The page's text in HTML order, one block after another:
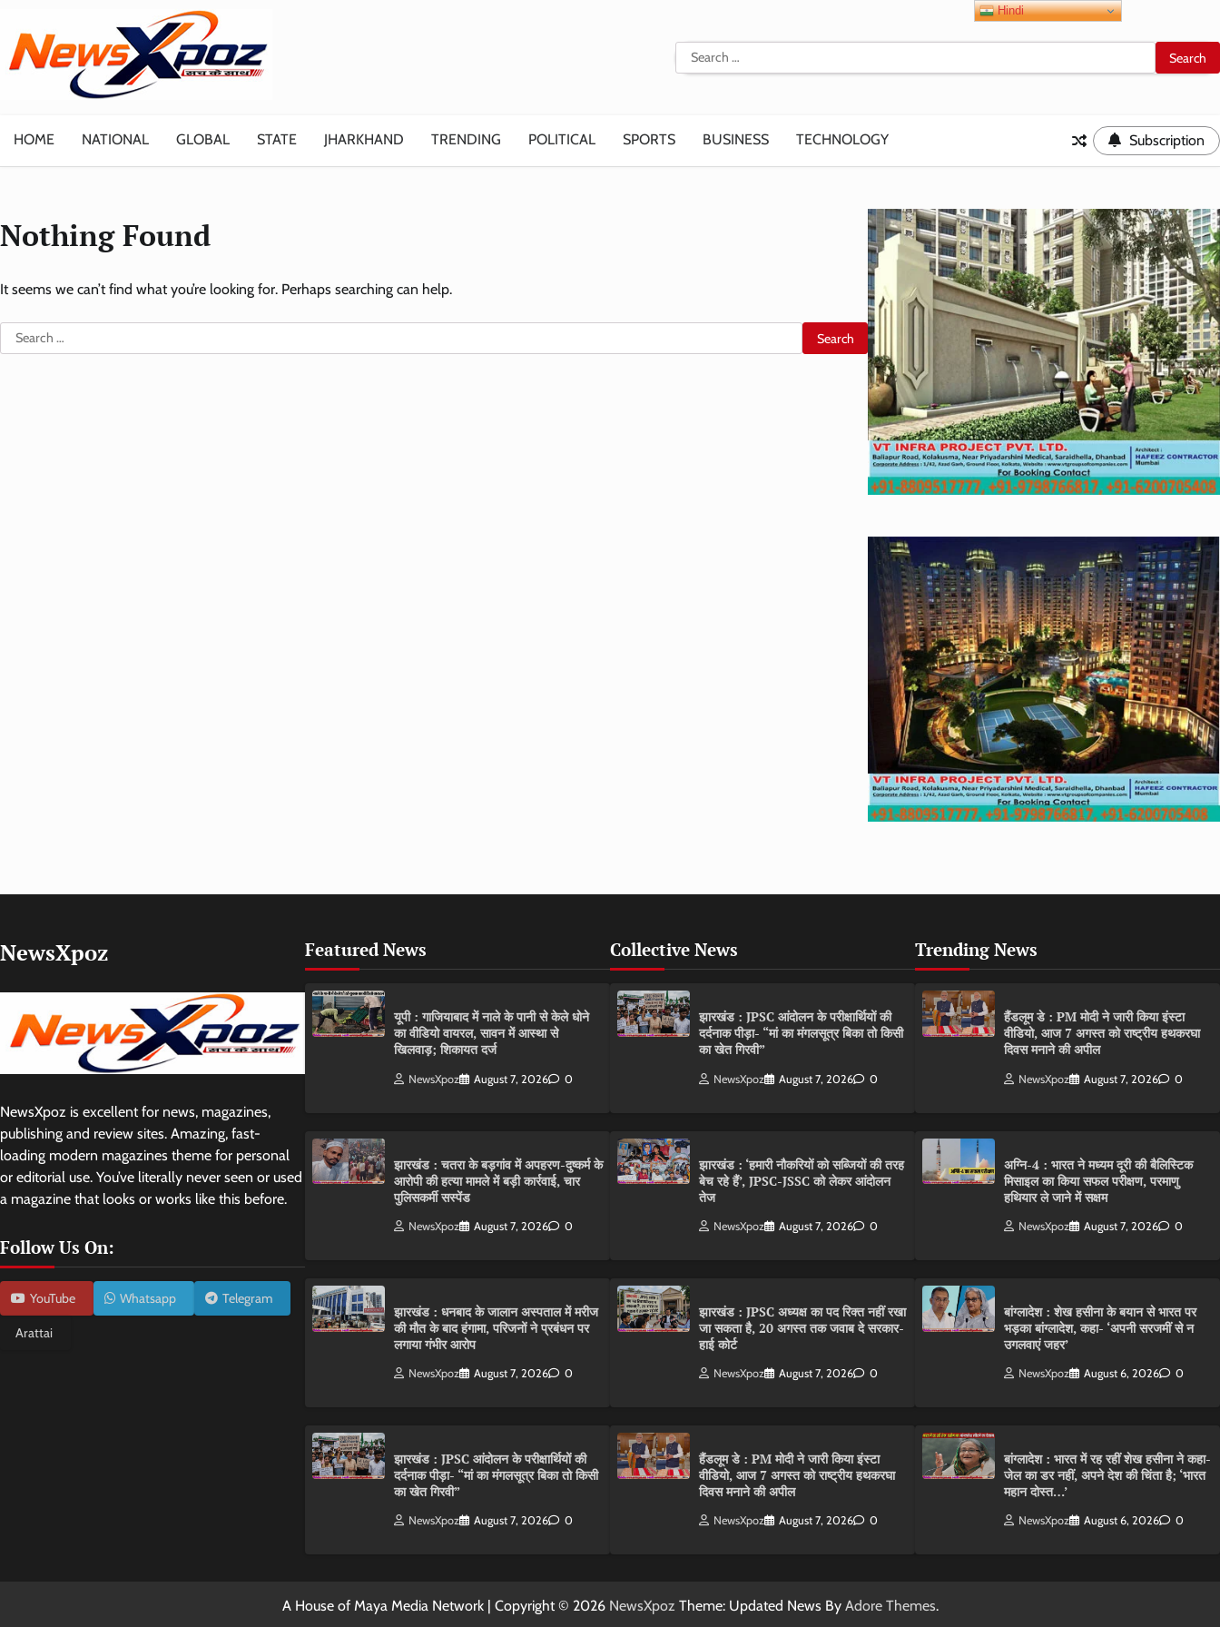
content
Search
for:
HOME NATIONAL GLOBAL STATE JHARKHAND TRENDING POLITICAL SPORTS BUSINESS TECHNOLOGY Subscription
Nothing Found
It seems we can’t find what you’re looking for. Perhaps searching can help.
Search
for:
NewsXpoz
NewsXpoz is excellent for news, magazines,
publishing and review sites. Amazing, fast-
loading modern magazines theme for personal
or editorial use. You’ve literally never seen or used
a magazine that looks or works like this before.
Follow Us On:
YouTube Whatsapp Telegram
Arattai
Featured News
यूपी : गाजियाबाद में नाले के पानी से केले धोने
का वीडियो वायरल, सावन में आस्था से
खिलवाड़; शिकायत दर्ज
NewsXpoz August 7, 2026 0
झारखंड : चतरा के बड़गांव में अपहरण-दुष्कर्म के
आरोपी की हत्या मामले में बड़ी कार्रवाई, चार
पुलिसकर्मी सस्पेंड
NewsXpoz August 7, 2026 0
झारखंड : धनबाद के जालान अस्पताल में मरीज
की मौत के बाद हंगामा, परिजनों ने प्रबंधन पर
लगाया गंभीर आरोप
NewsXpoz August 7, 2026 0
झारखंड : JPSC आंदोलन के परीक्षार्थियों की
दर्दनाक पीड़ा- “मां का मंगलसूत्र बिका तो किसी
का खेत गिरवी”
NewsXpoz August 7, 2026 0
Collective News
झारखंड : JPSC आंदोलन के परीक्षार्थियों की
दर्दनाक पीड़ा- “मां का मंगलसूत्र बिका तो किसी
का खेत गिरवी”
NewsXpoz August 7, 2026 0
झारखंड : ‘हमारी नौकरियों को सब्जियों की तरह
बेच रहे हैं’, JPSC-JSSC को लेकर आंदोलन
तेज
NewsXpoz August 7, 2026 0
झारखंड : JPSC अध्यक्ष का पद रिक्त नहीं रखा
जा सकता है, 20 अगस्त तक जवाब दे सरकार-
हाई कोर्ट
NewsXpoz August 7, 2026 0
हैंडलूम डे : PM मोदी ने जारी किया इंस्टा
वीडियो, आज 7 अगस्त को राष्ट्रीय हथकरघा
दिवस मनाने की अपील
NewsXpoz August 7, 2026 0
Trending News
हैंडलूम डे : PM मोदी ने जारी किया इंस्टा
वीडियो, आज 7 अगस्त को राष्ट्रीय हथकरघा
दिवस मनाने की अपील
NewsXpoz August 7, 2026 0
अग्नि-4 : भारत ने मध्यम दूरी की बैलिस्टिक
मिसाइल का किया सफल परीक्षण, परमाणु
हथियार ले जाने में सक्षम
NewsXpoz August 7, 2026 0
बांग्लादेश : शेख हसीना के बयान से भारत पर
भड़का बांग्लादेश, कहा- ‘अपनी सरजमीं से न
उगलवाएं जहर’
NewsXpoz August 6, 2026 0
बांग्लादेश : भारत में रह रहीं शेख हसीना ने कहा-
जेल का डर नहीं, अपने देश की चिंता है; ‘भारत
महान दोस्त…’
NewsXpoz August 6, 2026 0
A House of Maya Media Network | Copyright © 2026 NewsXpoz Theme: Updated News By Adore Themes.
Hindi